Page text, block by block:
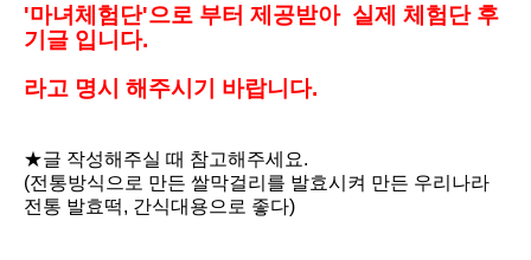
'마녀체험단'으로 부터 제공받아 실제 체험단 후
기글 입니다.
라고 명시 해주시기 바랍니다.
★글 작성해주실 때 참고해주세요.
(전통방식으로 만든 쌀막걸리를 발효시켜 만든 우리나라
전통 발효떡, 간식대용으로 좋다)